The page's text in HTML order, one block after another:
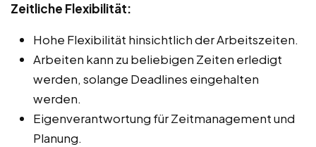
Zeitliche Flexibilität:
Hohe Flexibilität hinsichtlich der Arbeitszeiten.
Arbeiten kann zu beliebigen Zeiten erledigt
werden, solange Deadlines eingehalten
werden.
Eigenverantwortung für Zeitmanagement und
Planung.